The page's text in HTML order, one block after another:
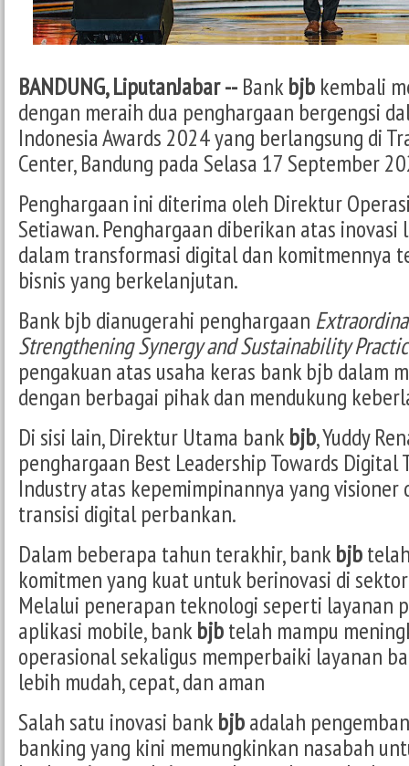
BANDUNG, LiputanJabar -- Bankbjb kembali
dengan meraih dua penghargaan bergengsi
Indonesia Awards 2024 yang berlangsung di
Center, Bandung pada Selasa 17 September
Penghargaan ini diterima oleh Direktur
Setiawan. Penghargaan diberikan atas
dalam transformasi digital dan komitmennya
bisnis yang berkelanjutan.
Bank bjb dianugerahi penghargaan
Strengthening Synergy and Sustainability
pengakuan atas usaha keras bank bjb dalam
dengan berbagai pihak dan mendukung
Di sisi lain, Direktur Utama bankbjb, Yuddy
penghargaan Best Leadership Towards
Industry atas kepemimpinannya yang visioner
transisi digital perbankan.
Dalam beberapa tahun terakhir, bankbjb
komitmen yang kuat untuk berinovasi di
Melalui penerapan teknologi seperti layanan
aplikasi mobile, bankbjbtelah mampu
operasional sekaligus memperbaiki layanan
lebih mudah, cepat, dan aman
Salah satu inovasi bankbjbadalah
banking yang kini memungkinkan nasabah